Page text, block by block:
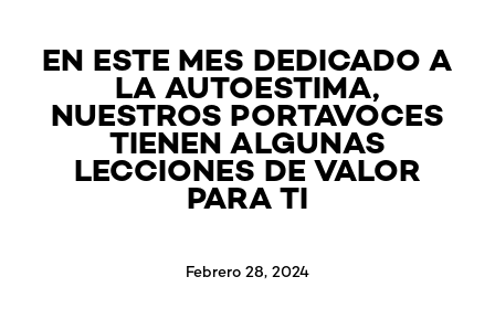
EN ESTE MES DEDICADO A
LA AUTOESTIMA,
NUESTROS PORTAVOCES
TIENEN ALGUNAS
LECCIONES DE VALOR
PARA TI
Febrero 28, 2024